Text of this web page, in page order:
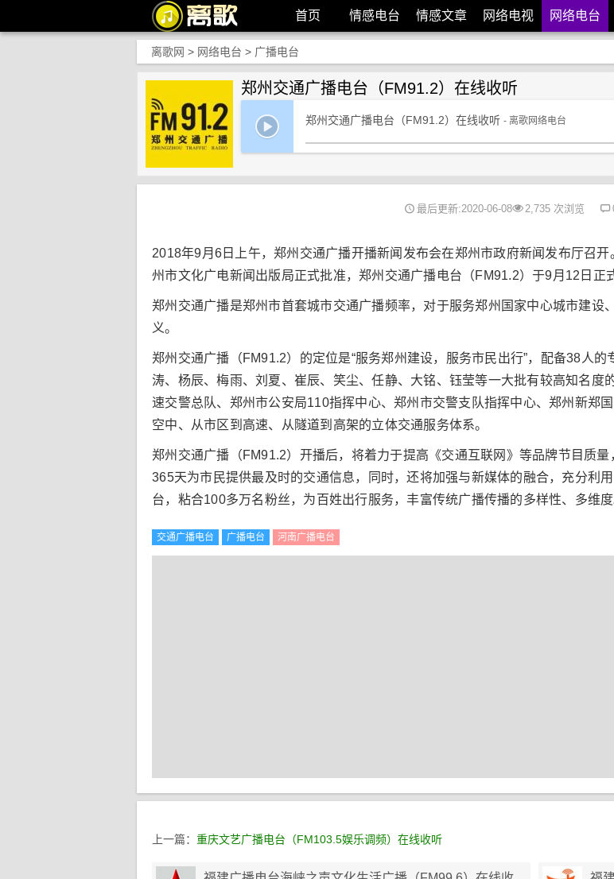
首页 情感电台 情感文章 网络电视 网络电台
离歌网 > 网络电台 > 广播电台
郑州交通广播电台（FM91.2）在线收听
郑州交通广播电台（FM91.2）在线收听 - 离歌网络电台
最后更新:2020-06-08 2,735 次浏览
2018年9月6日上午，郑州交通广播开播新闻发布会在郑州市政府新闻发布厅召
州市文化广电新闻出版局正式批准，郑州交通广播电台（FM91.2）于9月12日正
郑州交通广播是郑州市首套城市交通广播频率，对于服务郑州国家中心城市建设
义。
郑州交通广播（FM91.2）的定位是“服务郑州建设，服务市民出行”，配备38人
涛、杨辰、梅雨、刘夏、崔辰、笑尘、任静、大铭、钰莹等一大批有较高知名度
速交警总队、郑州市公安局110指挥中心、郑州市交警支队指挥中心、郑州新郑
空中、从市区到高速、从隧道到高架的立体交通服务体系。
郑州交通广播（FM91.2）开播后，将着力于提高《交通互联网》等品牌节目质
365天为市民提供最及时的交通信息，同时，还将加强与新媒体的融合，充分利
台，粘合100多万名粉丝，为百姓出行服务，丰富传统广播传播的多样性、多维度
交通广播电台 广播电台 河南广播电台
上一篇： 重庆文艺广播电台（FM103.5娱乐调频）在线收听